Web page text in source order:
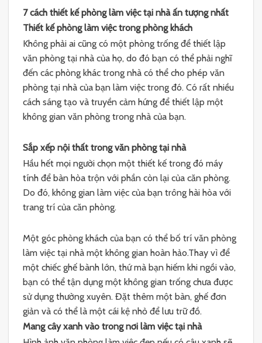
7 cách thiết kế phòng làm việc tại nhà ấn tượng nhất
Thiết kế phòng làm việc trong phòng khách
Không phải ai cũng có một phòng trống để thiết lập
văn phòng tại nhà của họ, do đó bạn có thể phải nghĩ
đến các phòng khác trong nhà có thể cho phép văn
phòng tại nhà của bạn làm việc trong đó. Có rất nhiều
cách sáng tạo và truyền cảm hứng để thiết lập một
không gian văn phòng trong nhà của bạn.
Sắp xếp nội thất trong văn phòng tại nhà
Hầu hết mọi người chọn một thiết kế trong đó máy
tính để bàn hòa trộn với phần còn lại của căn phòng.
Do đó, không gian làm việc của bạn trông hài hòa với
trang trí của căn phòng.
Một góc phòng khách của bạn có thể bố trí văn phòng
làm việc tại nhà một không gian hoàn hảo.Thay vì để
một chiếc ghế bành lớn, thứ mà bạn hiếm khi ngồi vào,
bạn có thể tận dụng một không gian trống chưa được
sử dụng thường xuyên. Đặt thêm một bàn, ghế đơn
giản và có thể là một cái kệ nhỏ để lưu trữ đồ.
Mang cây xanh vào trong nơi làm việc tại nhà